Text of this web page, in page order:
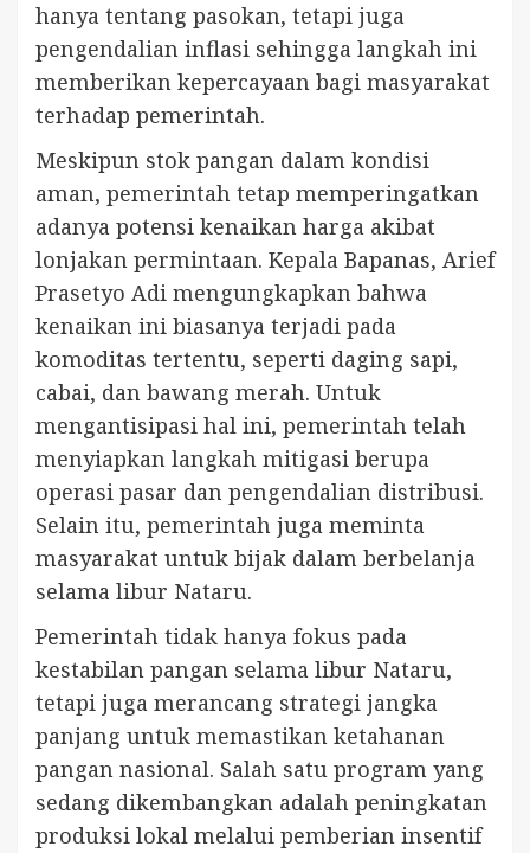
hanya tentang pasokan, tetapi juga
pengendalian inflasi sehingga langkah ini
memberikan kepercayaan bagi masyarakat
terhadap pemerintah.
Meskipun stok pangan dalam kondisi
aman, pemerintah tetap memperingatkan
adanya potensi kenaikan harga akibat
lonjakan permintaan. Kepala Bapanas, Arief
Prasetyo Adi mengungkapkan bahwa
kenaikan ini biasanya terjadi pada
komoditas tertentu, seperti daging sapi,
cabai, dan bawang merah. Untuk
mengantisipasi hal ini, pemerintah telah
menyiapkan langkah mitigasi berupa
operasi pasar dan pengendalian distribusi.
Selain itu, pemerintah juga meminta
masyarakat untuk bijak dalam berbelanja
selama libur Nataru.
Pemerintah tidak hanya fokus pada
kestabilan pangan selama libur Nataru,
tetapi juga merancang strategi jangka
panjang untuk memastikan ketahanan
pangan nasional. Salah satu program yang
sedang dikembangkan adalah peningkatan
produksi lokal melalui pemberian insentif